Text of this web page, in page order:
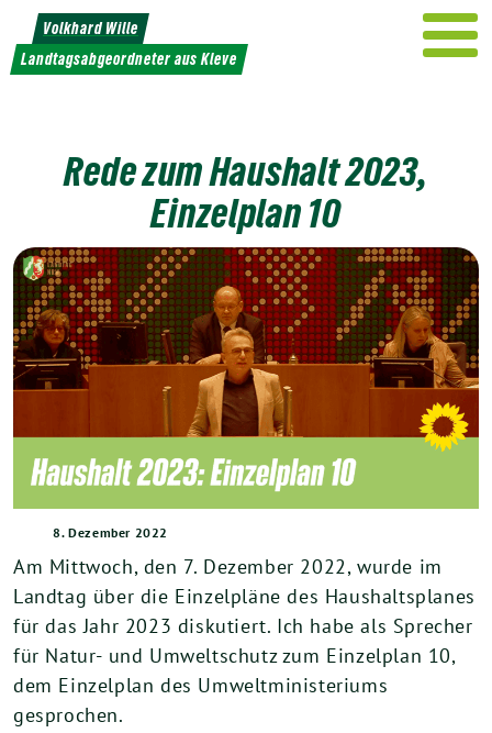
Weiter
zum
Inhalt
Volkhard Wille
Landtagsabgeordneter aus Kleve
Rede zum Haushalt 2023,
Einzelplan 10
8. Dezember 2022
Am Mittwoch, den 7. Dezember 2022, wurde im
Landtag über die Einzelpläne des Haushaltsplanes
für das Jahr 2023 diskutiert. Ich habe als Sprecher
für Natur- und Umweltschutz zum Einzelplan 10,
dem Einzelplan des Umweltministeriums
gesprochen.